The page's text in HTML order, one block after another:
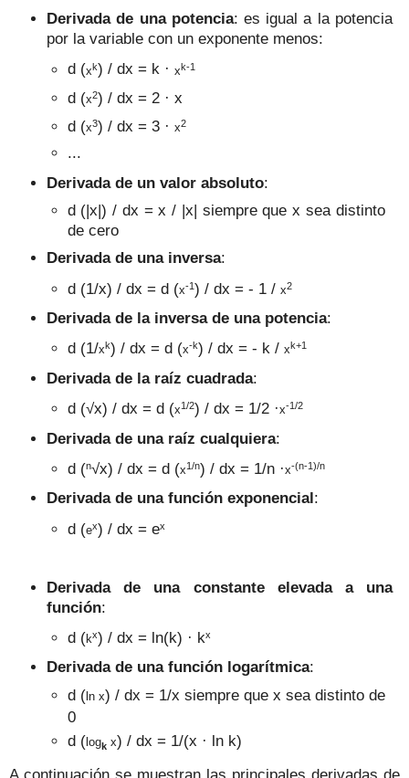
Derivada de una potencia: es igual a la potencia
por la variable con un exponente menos:
d (xk) / dx = k · xk-1
d (x2) / dx = 2 · x
d (x3) / dx = 3 · x2
Derivada de un valor absoluto:
d (|x|) / dx = x / |x| siempre que x sea distinto
de cero
Derivada de una inversa:
d (1/x) / dx = d (x-1) / dx = - 1 / x2
Derivada de la inversa de una potencia:
d (1/xk) / dx = d (x-k) / dx = - k / xk+1
Derivada de la raíz cuadrada:
d (√x) / dx = d (x1/2) / dx = 1/2 ·x-1/2
Derivada de una raíz cualquiera:
d (n√x) / dx = d (x1/n) / dx = 1/n ·x-(n-1)/n
Derivada de una función exponencial :
d (ex) / dx = ex
Derivada de una constante elevada a una
función:
d (kx) / dx = ln(k) · kx
Derivada de una función logarítmica:
d (ln x) / dx = 1/x siempre que x sea distinto de
0
d ( logkx) / dx = 1/(x · ln k)
A continuación se muestran las principales derivadas de